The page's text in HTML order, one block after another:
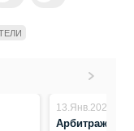
13.Янв.2026
Арбитражный